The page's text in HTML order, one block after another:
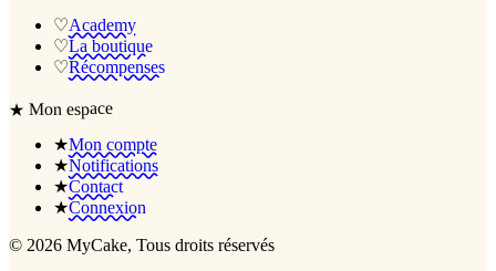
♡Academy
♡La boutique
♡Récompenses
★Mon espace
★Mon compte
★Notifications
★Contact
★Connexion
© 2026 MyCake, Tous droits réservés